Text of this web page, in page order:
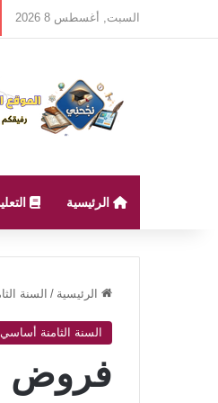
السبت, أغسطس 8 2026
الرئيسية
الرئيسية / السنة
السنة الثامنة أساسي
فروض